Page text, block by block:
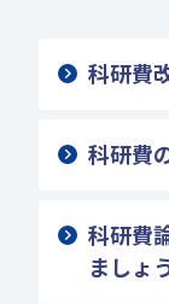
科研費
科研費
科研費
ましょ